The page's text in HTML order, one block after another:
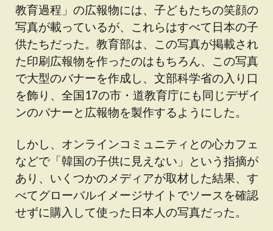
教育過程」の広報物には、子どもたちの笑顔の
写真が載っているが、これらはすべて日本の子
供たちだった。教育部は、この写真が掲載され
た印刷広報物を作ったのはもちろん、この写真
で大型のバナーを作成し、文部科学省の入り口
を飾り、全国17の市・道教育庁にも同じデザイ
ンのバナーと広報物を製作するようにした。
しかし、オンラインコミュニティとの心カフェ
などで「韓国の子供に見えない」という指摘が
あり、いくつかのメディアが取材した結果、す
べてグローバルイメージサイトでソースを確認
せずに購入して使った日本人の写真だった。